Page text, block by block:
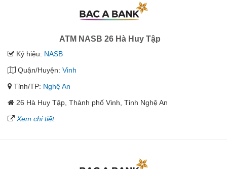
ATM NASB 26 Hà Huy Tập
Ký hiệu: NASB
Quận/Huyện: Vinh
Tỉnh/TP: Nghệ An
26 Hà Huy Tập, Thành phố Vinh, Tỉnh Nghệ An
Xem chi tiết